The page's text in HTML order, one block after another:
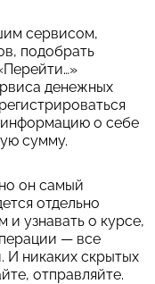
сервисом,
подобрать
денежных
информацию о себе
сумму.
он самый
отдельно
и узнавать о курсе,
— все
И никаких скрытых
отправляйте.